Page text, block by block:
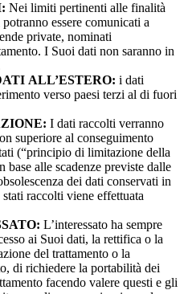
Nei limiti pertinenti alle finalità
essere comunicati a
private, nominati
I Suoi dati non saranno in
ALL’ESTERO: i dati
verso paesi terzi al di fuori
I dati raccolti verranno
superiore al conseguimento
(“principio di limitazione della
alle scadenze previste dalle
dei dati conservati in
raccolti viene effettuata
L’interessato ha sempre
ai Suoi dati, la rettifica o la
del trattamento o la
di richiedere la portabilità dei
facendo valere questi e gli